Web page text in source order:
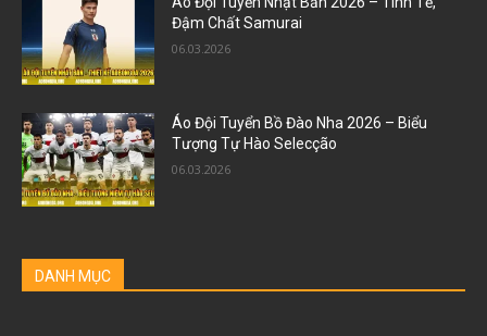
Đậm Chất Samurai
06.03.2026
Áo Đội Tuyển Bồ Đào Nha 2026 – Biểu
Tượng Tự Hào Selecção
06.03.2026
DANH MỤC